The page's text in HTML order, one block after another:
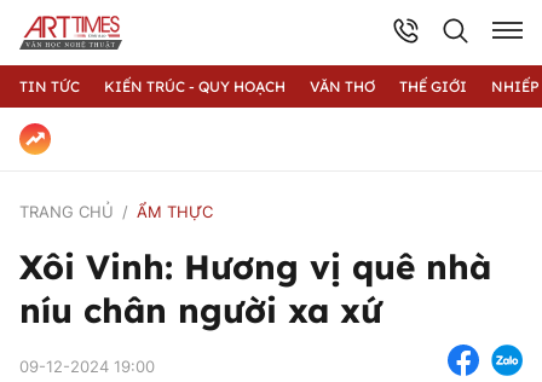
TIN TỨC KIẾN TRÚC - QUY HOẠCH VĂN THƠ THẾ GIỚI
TRANG CHỦ ẨM THỰC
Xôi Vinh: Hương vị quê nhà
níu chân người xa xứ
09-12-2024 19:00